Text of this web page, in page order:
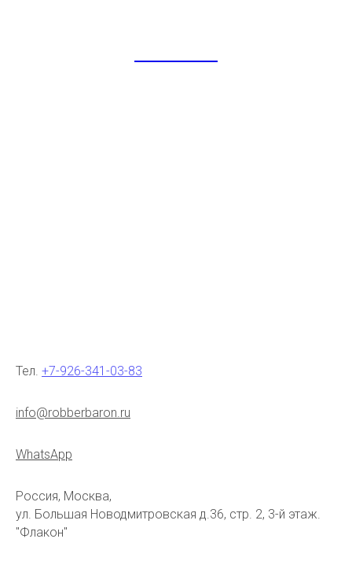
Тел. +7-926-341-03-83
info@robberbaron.ru
WhatsApp
Россия, Москва,
ул. Большая Новодмитровская д.36, стр. 2, 3-й этаж.
"Флакон"